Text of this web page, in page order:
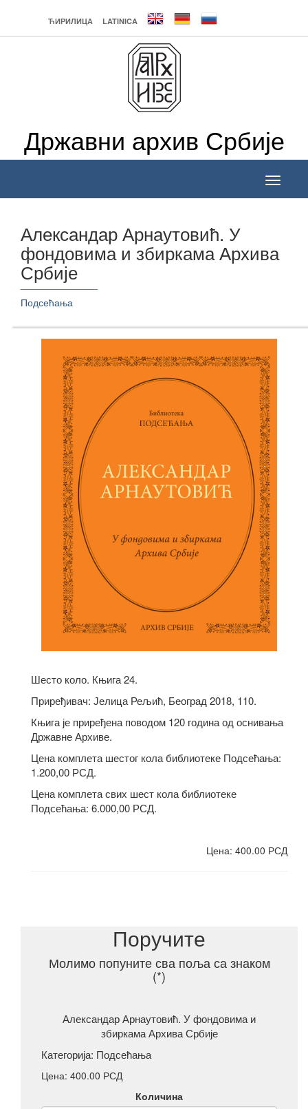
ЋИРИЛИЦА LATINICA
Државни архив Србије
Toggle
Александар Арнаутовић. У
фондовима и збиркама Архива
Србије
______________
Подсећања
Шесто коло. Књига 24.
Приређивач: Јелица Рељић, Београд 2018, 110.
Књига је приређена поводом 120 година од оснивања
Државне Архиве.
Цена комплета шестог кола библиотеке Подсећања:
1.200,00 РСД.
Цена комплета свих шест кола библиотеке
Подсећања: 6.000,00 РСД.
Цена: 400.00 РСД
Поручите
Молимо попуните сва поља са знаком
(*)
Александар Арнаутовић. У фондовима и
збиркама Архива Србије
Категорија: Подсећања
Цена: 400.00 РСД
Количина